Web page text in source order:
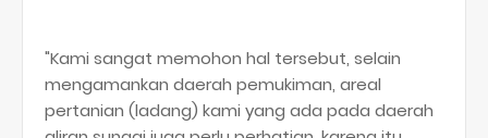
"Kami sangat memohon hal tersebut, selain
mengamankan daerah pemukiman, areal
pertanian (ladang) kami yang ada pada daerah